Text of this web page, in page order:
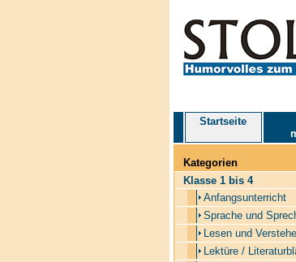
Startseite
Kategorien
Klasse 1 bis 4
Anfangsunterricht
Sprache und
Lesen und
Lektüre /